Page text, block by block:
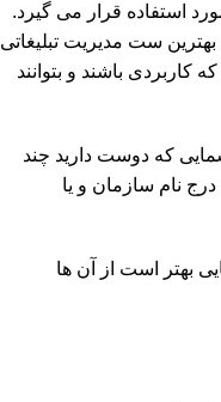
استفاده قرار می گیرد.
ست مدیریت تبلیغاتی
کاربردی باشند و بتوانند
برای شمایی که دوست دارید چند
نام سازمان و یا
بهتر است از آن ها